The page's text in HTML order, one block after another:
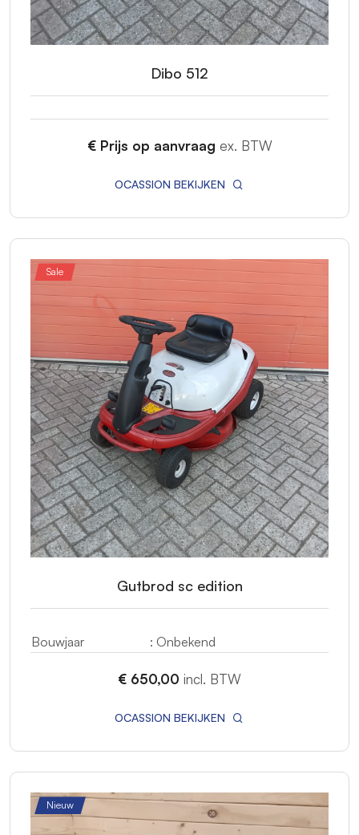
Dibo 512
€ Prijs op aanvraag ex. BTW
OCASSION BEKIJKEN
Sale
Gutbrod sc edition
Bouwjaar : Onbekend
€ 650,00 incl. BTW
OCASSION BEKIJKEN
Nieuw